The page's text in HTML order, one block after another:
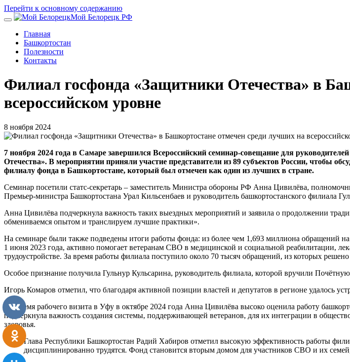
Перейти к основному содержанию
Мой Белорецк РФ
Главная
Башкортостан
Полезности
Контакты
Филиал госфонда «Защитники Отечества» в
всероссийском уровне
8 ноября 2024
7 ноября 2024 года в Самаре завершился Всероссийский семинар-совещание для
Отечества». В мероприятии приняли участие представители из 89 субъектов России, чтобы
филиалу фонда в Башкортостане, который был отмечен как один из лучших в стране.
Семинар посетили статс-секретарь – заместитель Министра обороны РФ Анна Цивилёва,
Премьер-министра Башкортостана Урал Кильсенбаев и руководитель башкортостанского филиала
Анна Цивилёва подчеркнула важность таких выездных мероприятий и заявила о продолжении
обмениваемся опытом и транслируем лучшие практики».
На семинаре были также подведены итоги работы фонда: из более чем 1,693 миллиона
1 июня 2023 года, активно помогает ветеранам СВО в медицинской и социальной реабилитации,
трудоустройстве. За время работы филиала поступило около 70 тысяч обращений, из которых
Особое признание получила Гульнур Кульсарина, руководитель филиала, которой вручили
Игорь Комаров отметил, что благодаря активной позиции властей и депутатов в регионе удалось
Во время рабочего визита в Уфу в октябре 2024 года Анна Цивилёва высоко оценила работу
подчеркнула важность создания системы, поддерживающей ветеранов, для их интеграции в
здоровья.
Глава Республики Башкортостан Радий Хабиров отметил высокую эффективность работы
дисциплинированно трудятся. Фонд становится вторым домом для участников СВО и их